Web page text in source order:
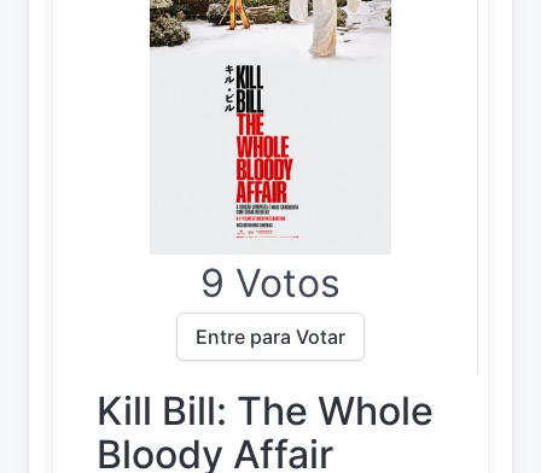
9 Votos
Entre para Votar
Kill Bill: The Whole
Bloody Affair